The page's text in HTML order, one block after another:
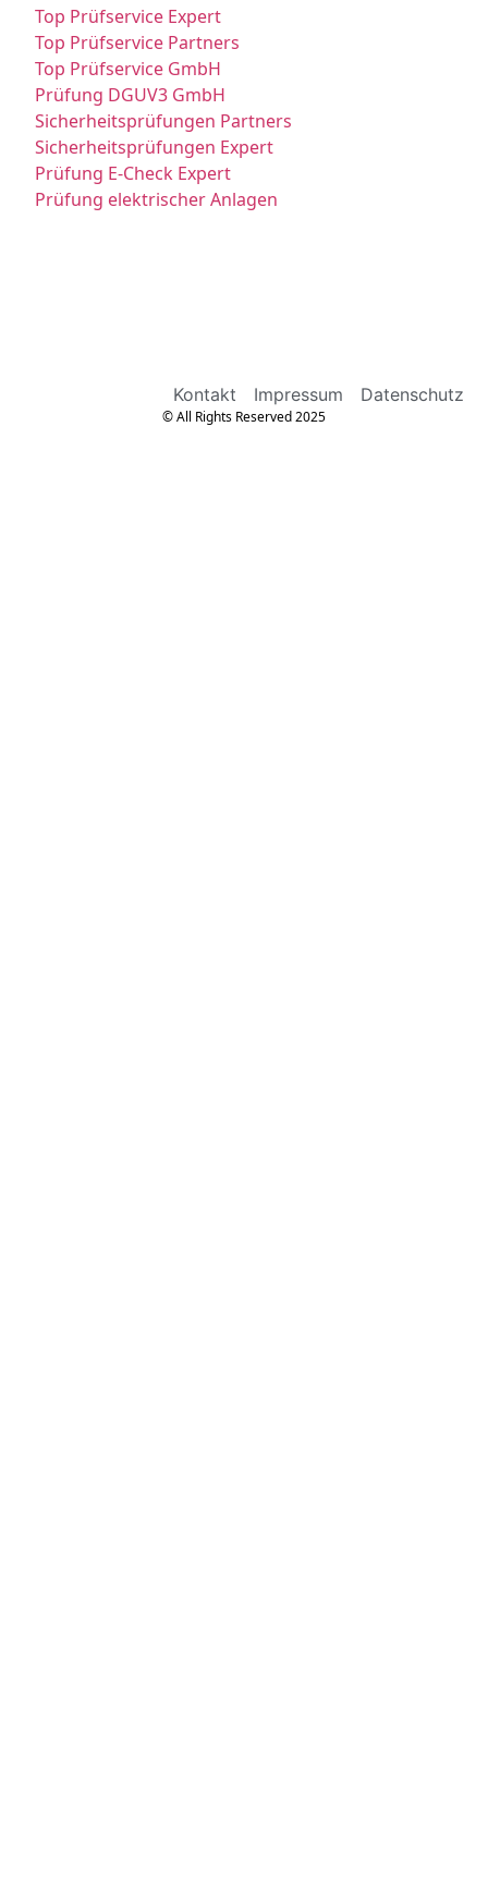
Top Prüfservice Expert
Top Prüfservice Partners
Top Prüfservice GmbH
Prüfung DGUV3 GmbH
Sicherheitsprüfungen Partners
Sicherheitsprüfungen Expert
Prüfung E-Check Expert
Prüfung elektrischer Anlagen
Kontakt Impressum Datenschutz
© All Rights Reserved 2025